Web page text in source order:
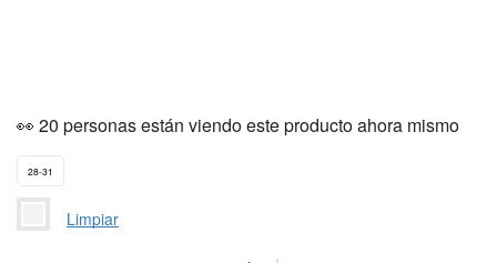
👀 20 personas están viendo este producto ahora mismo
28-31
Limpiar